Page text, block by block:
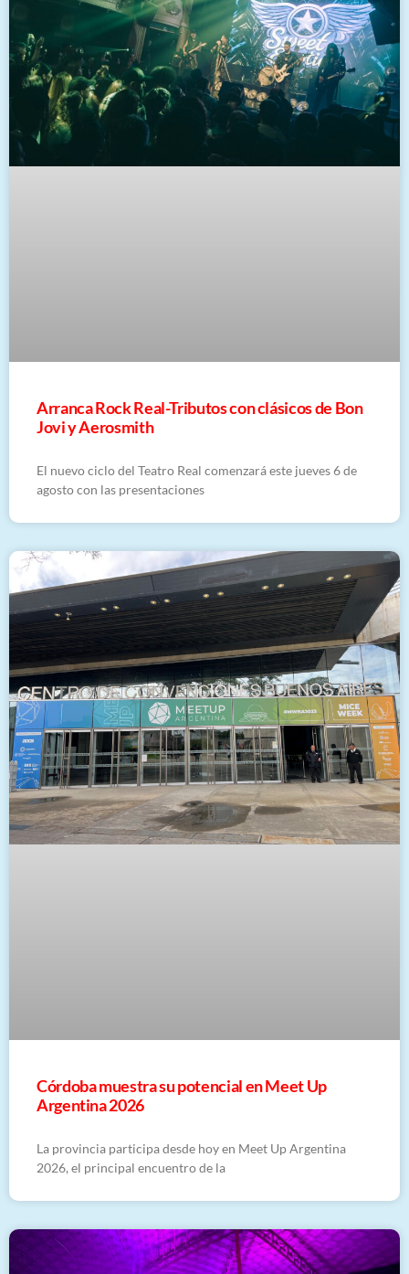
Arranca Rock Real-Tributos con clásicos de Bon
Jovi y Aerosmith
El nuevo ciclo del Teatro Real comenzará este jueves 6 de
agosto con las presentaciones
Córdoba muestra su potencial en Meet Up
Argentina 2026
La provincia participa desde hoy en Meet Up Argentina
2026, el principal encuentro de la